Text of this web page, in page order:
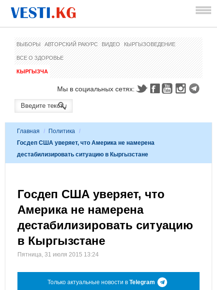
ВЫБОРЫ АВТОРСКИЙ РАКУРС ВИДЕО КЫРГЫЗОВЕДЕНИЕ
ВСЕ О ЗДОРОВЬЕ
КЫРГЫЗЧА
Мы в социальных сетях:
Главная / Политика /
Госдеп США уверяет, что Америка не намерена
дестабилизировать ситуацию в Кыргызстане
Госдеп США уверяет, что
Америка не намерена
дестабилизировать ситуацию
в Кыргызстане
Пятница, 31 июля 2015 13:24
Только актуальные новости в Telegram